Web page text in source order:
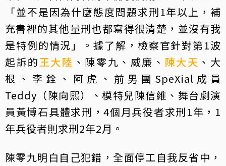
「並不是因為什麼態度問題求刑1年以上，補
充書裡的其他量刑也都寫得很清楚，並沒有我
是特例的情況」。據了解，檢察官針對第1波
起訴的 王大陸 、陳零九、威廉、 陳大天 、大
根、李銓、阿虎、前男團SpeXial成員
Teddy（陳向熙）、模特兒陳信維、舞台劇演
員黃博石具體求刑，4個月兵役者求刑1年，1
年兵役者則求刑2年2月。
陳零九明白自己犯錯，全面停工自我反省中，